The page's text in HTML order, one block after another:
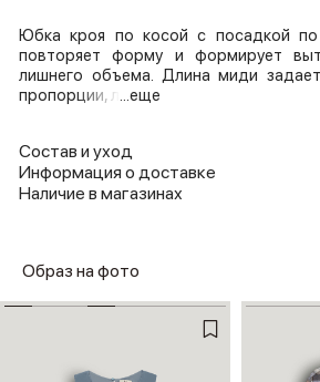
Юбка кроя по косой с посадкой по
повторяет форму и формирует
лишнего объема. Длина миди
пропорции, л ...еще
Состав и уход
Информация о доставке
Наличие в магазинах
Образ на фото